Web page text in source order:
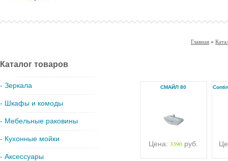
Главная »
Каталог товаров
- Зеркала
- Шкафы и комоды
- Мебельные раковины
- Кухонные мойки
- Аксессуары
СМАЙЛ 80
Цена: 3390 руб.